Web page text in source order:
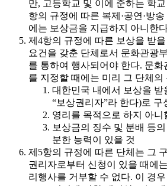
만, 고등학교 및 이에 준하는 학
항의 규정에 따른 복제·공연·방
에는 보상금을 지급하지 아니한
제4항의 규정에 따른 보상을 받
요건을 갖춘 단체로서 문화관광
를 통하여 행사되어야 한다. 문화
를 지정할 때에는 미리 그 단체의
대한민국 내에서 보상을
“보상권리자”라 한다)로 구
영리를 목적으로 하지 아니
보상금의 징수 및 분배 등
분한 능력이 있을 것
제5항의 규정에 따른 단체는 그
권리자로부터 신청이 있을 때에
리행사를 거부할 수 없다. 이 경